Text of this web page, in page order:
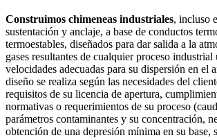
Construimos chimeneas industriales, incluso
sustentación y anclaje, a base de conductos
termoestables, diseñados para dar salida a la
gases resultantes de cualquier proceso industrial
velocidades adecuadas para su dispersión en el
diseño se realiza según las necesidades del
requisitos de su licencia de apertura,
normativas o requerimientos de su proceso
parámetros contaminantes y su concentración,
obtención de una depresión mínima en su base,